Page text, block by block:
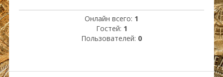
Онлайн всего: 1
Гостей: 1
Пользователей: 0